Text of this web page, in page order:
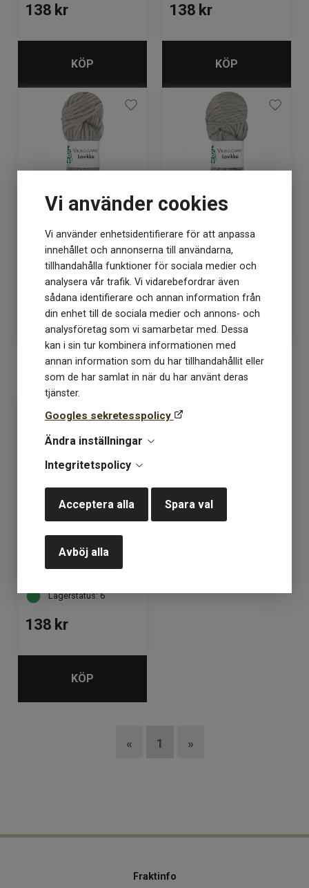
Vi använder cookies
Vi använder enhetsidentifierare för att anpassa
innehållet och annonserna till användarna,
tillhandahålla funktioner för sociala medier och
analysera vår trafik. Vi vidarebefordrar även
sådana identifierare och annan information från
din enhet till de sociala medier och annons- och
analysföretag som vi samarbetar med. Dessa
kan i sin tur kombinera informationen med
annan information som du har tillhandahållit eller
som de har samlat in när du har använt deras
tjänster.
Googles sekretesspolicy
Ändra inställningar
Integritetspolicy
Acceptera alla Spara val
Avböj alla
138 kr
KÖP
138 kr
KÖP
Viking Lovikka 212
ljusgrå
Lagerstatus: 8
138kr
KÖP
Viking Lovikka 213
mellangrå
Lagerstatus: 13
138kr
KÖP
Viking Lovikka 215
mörkgrå
Lagerstatus: 6
138 kr
KÖP
« 1 »
Fraktinfo